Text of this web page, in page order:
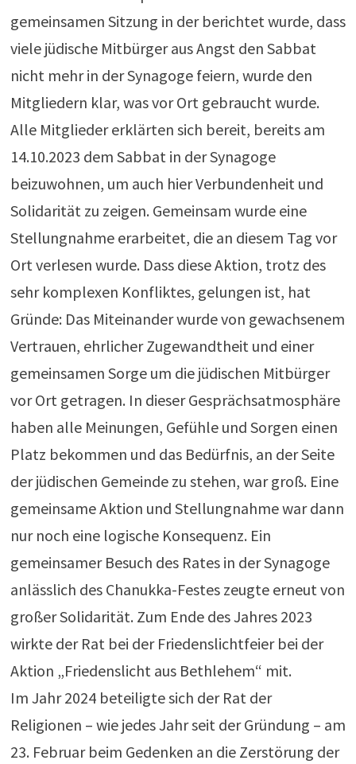
gemeinsamen Sitzung in der berichtet wurde, dass
viele jüdische Mitbürger aus Angst den Sabbat
nicht mehr in der Synagoge feiern, wurde den
Mitgliedern klar, was vor Ort gebraucht wurde.
Alle Mitglieder erklärten sich bereit, bereits am
14.10.2023 dem Sabbat in der Synagoge
beizuwohnen, um auch hier Verbundenheit und
Solidarität zu zeigen. Gemeinsam wurde eine
Stellungnahme erarbeitet, die an diesem Tag vor
Ort verlesen wurde. Dass diese Aktion, trotz des
sehr komplexen Konfliktes, gelungen ist, hat
Gründe: Das Miteinander wurde von gewachsenem
Vertrauen, ehrlicher Zugewandtheit und einer
gemeinsamen Sorge um die jüdischen Mitbürger
vor Ort getragen. In dieser Gesprächsatmosphäre
haben alle Meinungen, Gefühle und Sorgen einen
Platz bekommen und das Bedürfnis, an der Seite
der jüdischen Gemeinde zu stehen, war groß. Eine
gemeinsame Aktion und Stellungnahme war dann
nur noch eine logische Konsequenz. Ein
gemeinsamer Besuch des Rates in der Synagoge
anlässlich des Chanukka-Festes zeugte erneut von
großer Solidarität. Zum Ende des Jahres 2023
wirkte der Rat bei der Friedenslichtfeier bei der
Aktion „Friedenslicht aus Bethlehem“ mit.
Im Jahr 2024 beteiligte sich der Rat der
Religionen – wie jedes Jahr seit der Gründung – am
23. Februar beim Gedenken an die Zerstörung der